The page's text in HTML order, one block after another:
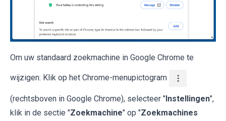
Om uw standaard zoekmachine in Google Chrome te
wijzigen: Klik op het Chrome-menupictogram
(rechtsboven in Google Chrome), selecteer "Instellingen",
klik in de sectie "Zoekmachine" op "Zoekmachines